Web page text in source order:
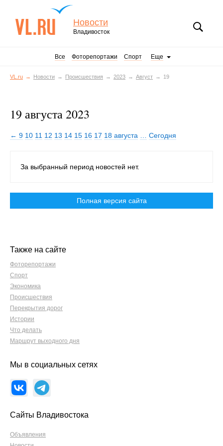
Новости
Владивосток
Все Фоторепортажи Спорт Еще
VL.ru Новости Происшествия 2023 Август 19
19 августа 2023
← 9 10 11 12 13 14 15 16 17 18 августа Сегодня
За выбранный период новостей нет.
Полная версия сайта
Также на сайте
Фоторепортажи
Спорт
Экономика
Происшествия
Перекрытия дорог
Истории
Что делать
Маршрут выходного дня
Мы в социальных сетях
Сайты Владивостока
Объявления